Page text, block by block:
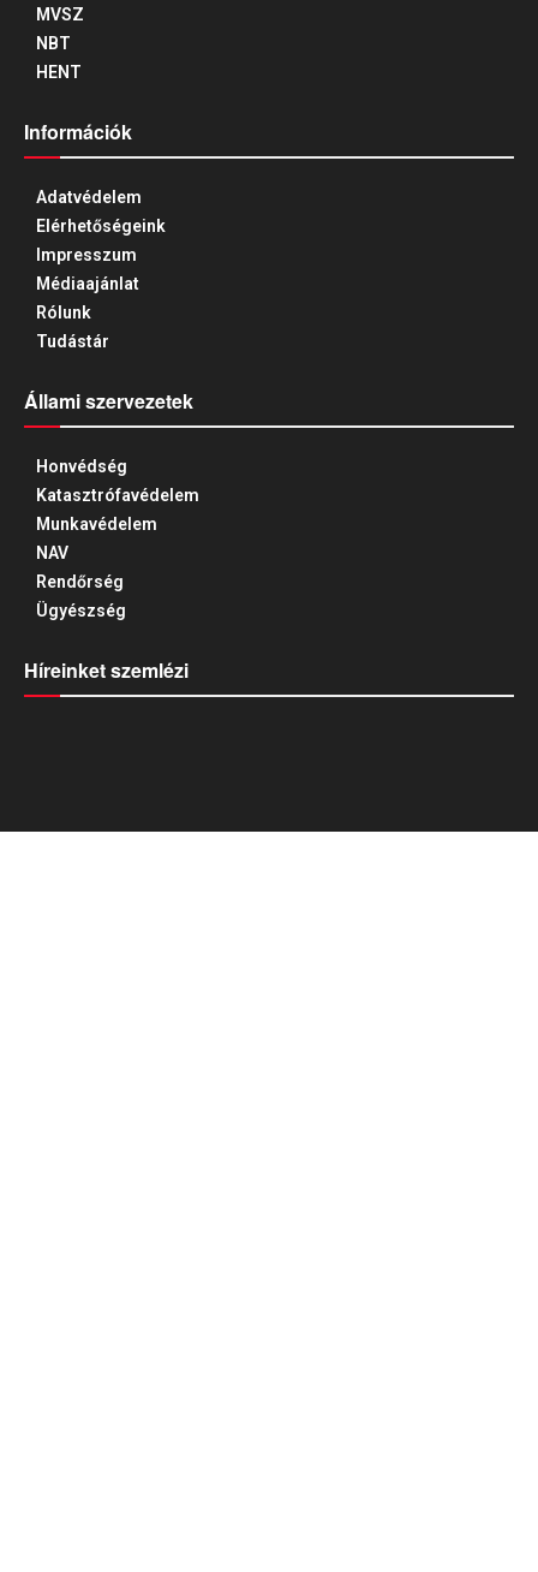
MVSZ
NBT
HENT
Információk
Adatvédelem
Elérhetőségeink
Impresszum
Médiaajánlat
Rólunk
Tudástár
Állami szervezetek
Honvédség
Katasztrófavédelem
Munkavédelem
NAV
Rendőrség
Ügyészség
Híreinket szemlézi